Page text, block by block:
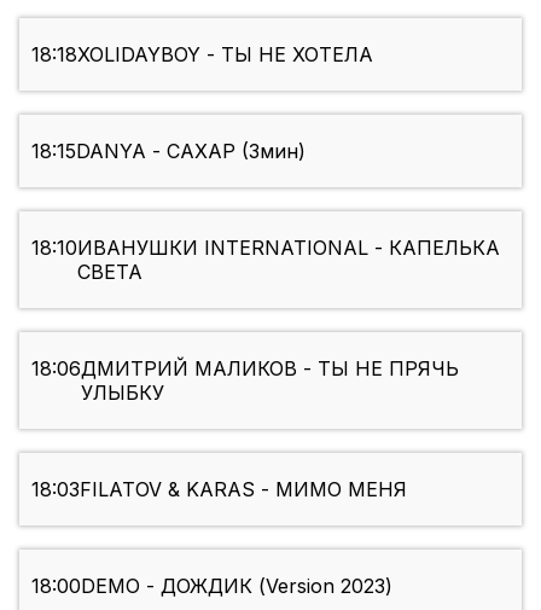
18:18XOLIDAYBOY - ТЫ НЕ ХОТЕЛА
18:15DANYA - САХАР (3мин)
18:10ИВАНУШКИ INTERNATIONAL - КАПЕЛЬКА
СВЕТА
18:06ДМИТРИЙ МАЛИКОВ - ТЫ НЕ ПРЯЧЬ
УЛЫБКУ
18:03FILATOV & KARAS - МИМО МЕНЯ
18:00DEMO - ДОЖДИК (Version 2023)